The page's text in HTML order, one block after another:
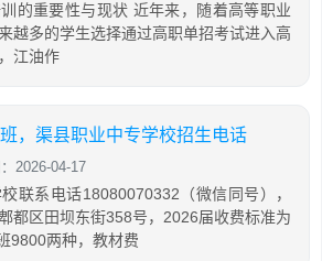
的重要性与现状 近年来，随着高等职业
越多的学生选择通过高职单招考试进入高
江油作
，渠县职业中专学校招生电话
2026-04-17
联系电话18080070332（微信同号），
都区田坝东街358号，2026届收费标准为
9800两种，教材费